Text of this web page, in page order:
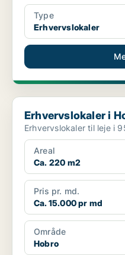
Type
Erhvervslokaler
Erhvervslokaler i Hobro
Erhvervslokaler i
Erhvervslokaler til leje i
Areal
Ca. 220 m2
Pris pr. md.
Ca. 15.000 pr md
Område
Hobro